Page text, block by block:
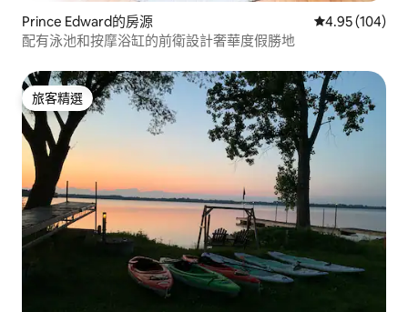
Prince Edward的房源 從 104 則評價
4.95 (104)
配有泳池和按摩浴缸的前衛設計奢華度假勝地
旅客精選
旅客精選